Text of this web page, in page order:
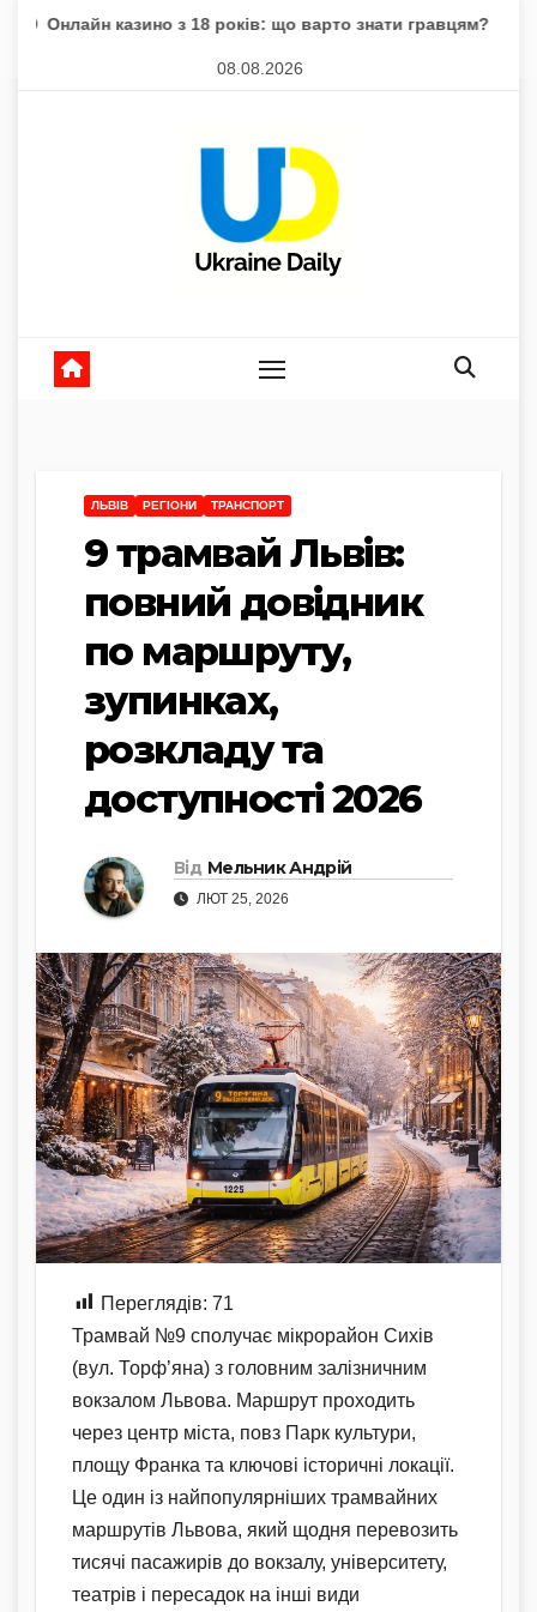
Skip з 18 років: що варто знати гравцям? Магнітні
08.08.2026
ЛЬВІВ РЕГІОНИ ТРАНСПОРТ
9 трамвай Львів:
повний довідник
по маршруту,
зупинках,
розкладу та
доступності 2026
Від Мельник Андрій
ЛЮТ 25, 2026
Переглядів: 71
Трамвай №9 сполучає мікрорайон Сихів
(вул. Торф’яна) з головним залізничним
вокзалом Львова. Маршрут проходить
через центр міста, повз Парк культури,
площу Франка та ключові історичні локації.
Це один із найпопулярніших трамвайних
маршрутів Львова, який щодня перевозить
тисячі пасажирів до вокзалу, університету,
театрів і пересадок на інші види